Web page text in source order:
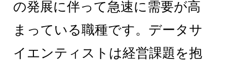
の発展に伴って急速に需要が高
まっている職種です。データサ
イエンティストは経営課題を抱